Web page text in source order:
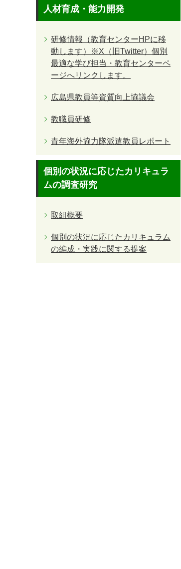
人材育成・能力開発
研修情報（教育センターHPに移
動します）※X（旧Twitter）個別
最適な学び担当・教育センターペ
ージへリンクします。
広島県教員等資質向上協議会
教職員研修
青年海外協力隊派遣教員レポート
個別の状況に応じたカリキュラ
ムの調査研究
取組概要
個別の状況に応じたカリキュラム
の編成・実践に関する提案